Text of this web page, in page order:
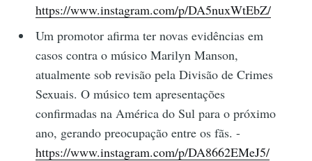
https://www.instagram.com/p/DA5nuxWtEbZ/
Um promotor afirma ter novas evidências em
casos contra o músico Marilyn Manson,
atualmente sob revisão pela Divisão de Crimes
Sexuais. O músico tem apresentações
confirmadas na América do Sul para o próximo
ano, gerando preocupação entre os fãs. -
https://www.instagram.com/p/DA8662EMeJ5/